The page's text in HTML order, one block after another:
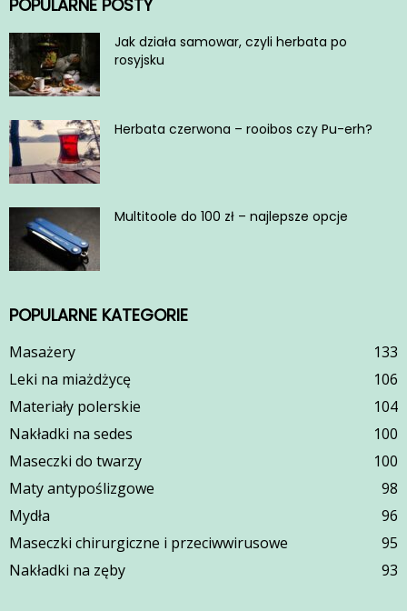
POPULARNE POSTY
Jak działa samowar, czyli herbata po
rosyjsku
Herbata czerwona – rooibos czy Pu-erh?
Multitoole do 100 zł – najlepsze opcje
POPULARNE KATEGORIE
Masażery
133
Leki na miażdżycę
106
Materiały polerskie
104
Nakładki na sedes
100
Maseczki do twarzy
100
Maty antypoślizgowe
98
Mydła
96
Maseczki chirurgiczne i przeciwwirusowe
95
Nakładki na zęby
93